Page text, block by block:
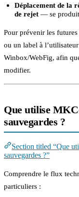
Déplacement de la
de rejet — se produit
Pour prévenir les
ou un label à
Winbox/WebFig, afin
modifier.
Que utilise
sauvegardes ?
Section titled “Que
sauvegardes ?”
Comprendre le flux
particuliers :